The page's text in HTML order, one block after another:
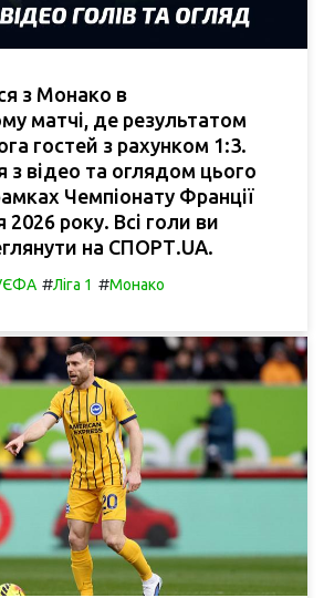
з Монако в
матчі, де результатом
гостей з рахунком 1:3.
з відео та оглядом цього
Чемпіонату Франції
2026 року. Всі голи ви
на СПОРТ.UA.
УЄФА #Ліга 1 #Монако